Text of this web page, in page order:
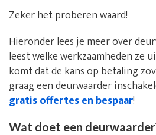
Zeker het proberen waard!
Hieronder lees je meer over
leest welke werkzaamheden ze
komt dat de kans op betaling
graag een deurwaarder
gratis offertes en bespaar!
Wat doet een